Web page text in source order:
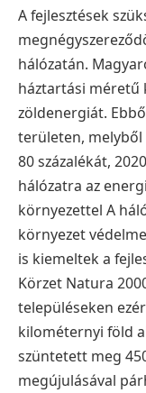
A fejlesztések
hálózatán.
háztartási méretű
zöldenergiát.
területen, melyből
80 százalékát,
hálózatra az
környezettel A
környezet
is kiemeltek a
Körzet Natura
településeken
kilométernyi föld
szüntetett meg
megújulásával